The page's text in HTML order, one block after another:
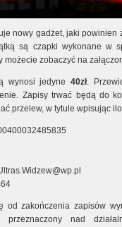
nowy gadżet, jaki powinien
są czapki wykonane w
możecie zobaczyć na
wynosi jedyne40zł.
Zapisy trwać będą do
przelew, w tytule wpisując
od zakończenia zapisów
przeznaczony nad